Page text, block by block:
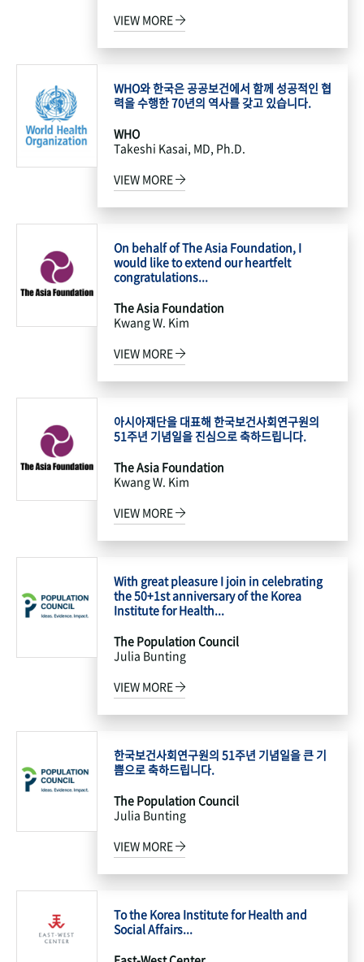
VIEW MORE
WHO와 한국은 공공보건에서 함께 성공적인 협
력을 수행한 70년의 역사를 갖고 있습니다.
WHO
Takeshi Kasai, MD, Ph.D.
VIEW MORE
On behalf of The Asia Foundation, I
would like to extend our heartfelt
congratulations...
The Asia Foundation
Kwang W. Kim
VIEW MORE
아시아재단을 대표해 한국보건사회연구원의
51주년 기념일을 진심으로 축하드립니다.
The Asia Foundation
Kwang W. Kim
VIEW MORE
With great pleasure I join in celebrating
the 50+1st anniversary of the Korea
Institute for Health...
The Population Council
Julia Bunting
VIEW MORE
한국보건사회연구원의 51주년 기념일을 큰 기
쁨으로 축하드립니다.
The Population Council
Julia Bunting
VIEW MORE
To the Korea Institute for Health and
Social Affairs...